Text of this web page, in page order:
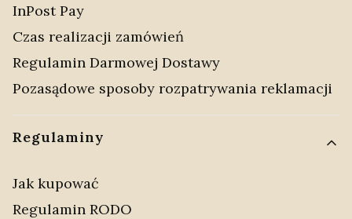
InPost Pay
Czas realizacji zamówień
Regulamin Darmowej Dostawy
Pozasądowe sposoby rozpatrywania reklamacji
Regulaminy
Jak kupować
Regulamin RODO